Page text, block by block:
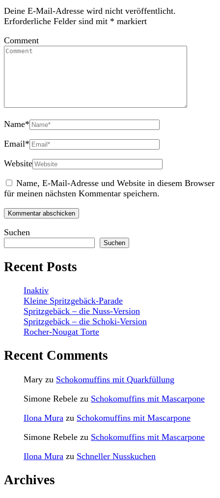
Deine E-Mail-Adresse wird nicht veröffentlicht.
Erforderliche Felder sind mit * markiert
Comment
Name*
Email*
Website
Name, E-Mail-Adresse und Website in diesem Browser
für meinen nächsten Kommentar speichern.
Suchen
Suchen
Recent Posts
Inaktiv
Kleine Spritzgebäck-Parade
Spritzgebäck – die Nuss-Version
Spritzgebäck – die Schoki-Version
Rocher-Nougat Torte
Recent Comments
Mary zu Schokomuffins mit Quarkfüllung
Simone Rebele zu Schokomuffins mit Mascarpone
Ilona Mura zu Schokomuffins mit Mascarpone
Simone Rebele zu Schokomuffins mit Mascarpone
Ilona Mura zu Schneller Nusskuchen
Archives